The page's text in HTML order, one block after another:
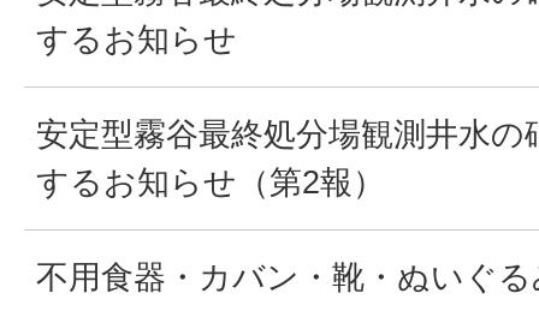
するお知らせ
安定型霧谷最終処分場観測井水の
するお知らせ（第2報）
不用食器・カバン・靴・ぬいぐ